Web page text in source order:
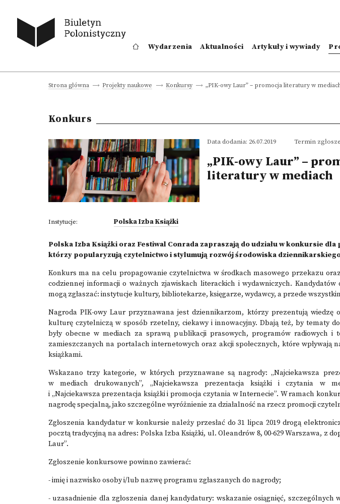
Wydarzenia Aktualności Artykuły i wywiady
Strona główna Projekty naukowe Konkursy „PIK-owy Laur” – promocja literatury w
Konkurs
Data dodania: 26.07.2019 Termin
„PIK-owy Laur” –
literatury w mediach
Instytucje: Polska Izba Książki
Polska Izba Książki oraz Festiwal Conrada zapraszają do udziału w konkursie dla
którzy popularyzują czytelnictwo i stylumują rozwój środowiska
Konkurs ma na celu propagowanie czytelnictwa w środkach masowego przekazu
codziennej informacji o ważnych zjawiskach literackich i wydawniczych. Kandydatów
mogą zgłaszać: instytucje kultury, bibliotekarze, księgarze, wydawcy, a przede
Nagroda PIK-owy Laur przyznawana jest dziennikarzom, którzy prezentują wiedzę
kulturę czytelniczą w sposób rzetelny, ciekawy i innowacyjny. Dbają też, by tematy
były obecne w mediach za sprawą publikacji prasowych, programów radiowych i
zamieszczanych na portalach internetowych oraz akcji społecznych, które wpływają
książkami.
Wskazano trzy kategorie, w których przyznawane są nagrody: „Najciekawsza
w mediach drukowanych”, „Najciekawsza prezentacja książki i czytania w
i „Najciekawsza prezentacja książki i promocja czytania w Internecie”. W ramach
nagrodę specjalną, jako szczególne wyróżnienie za działalność na rzecz promocji
Zgłoszenia kandydatur w konkursie należy przesłać do 31 lipca 2019 drogą
pocztą tradycyjną na adres: Polska Izba Książki, ul. Oleandrów 8, 00-629 Warszawa, z
Laur”.
Zgłoszenie konkursowe powinno zawierać:
- imię i nazwisko osoby i/lub nazwę programu zgłaszanych do nagrody;
- uzasadnienie dla zgłoszenia danej kandydatury: wskazanie osiągnięć, szczególnych